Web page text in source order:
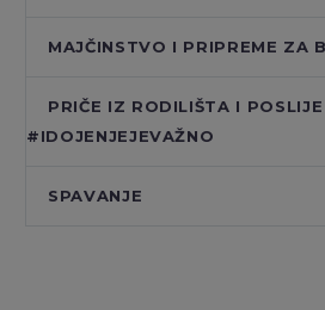
MAJČINSTVO I PRIPREME ZA
PRIČE IZ RODILIŠTA I POSLIJE
#IDOJENJEJEVAŽNO
SPAVANJE